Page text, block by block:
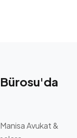
Avukat &